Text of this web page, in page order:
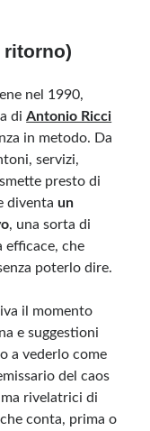
ritorno)
nel 1990,
diAntonio Ricci
in metodo. Da
servizi,
presto di
diventaun
, una sorta di
efficace, che
poterlo dire.
il momento
e suggestioni
a vederlo come
del caos
rivelatrici di
conta, prima o